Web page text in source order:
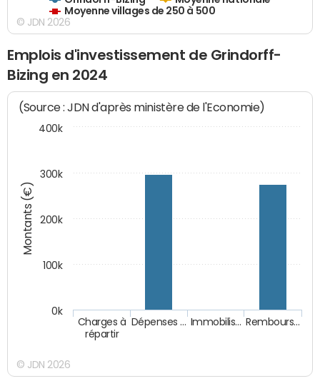
Moyenne villages de 250 à 500
© JDN 2026
Emplois d'investissement de Grindorff-
Bizing en 2024
Montants (€)
(Source : JDN d'après ministère de l'Economie)
Charges à
répartir
Dépenses … Immobilis… Rembours…
0k
100k
200k
300k
400k
© JDN 2026